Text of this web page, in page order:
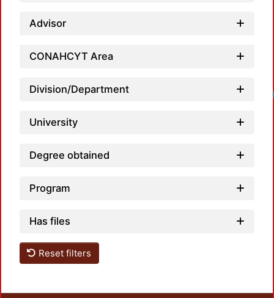
Advisor
CONAHCYT Area
Division/Department
University
Degree obtained
Program
Has files
Reset filters